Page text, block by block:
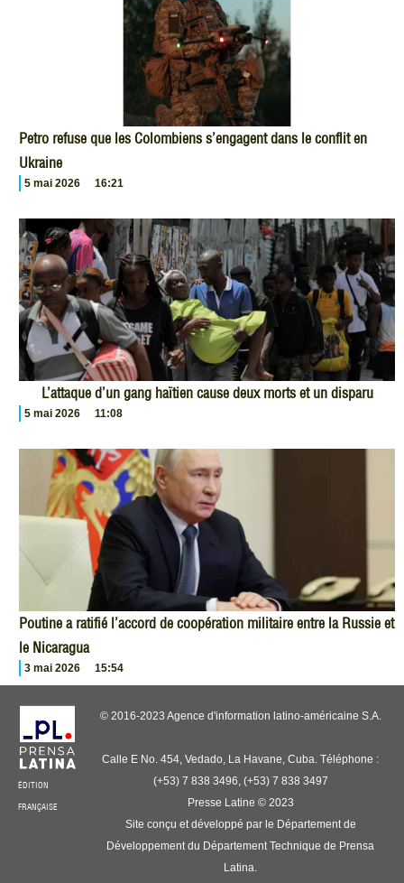
Petro refuse que les Colombiens s’engagent dans le conflit en
Ukraine
5 mai 2026 16:21
L’attaque d’un gang haïtien cause deux morts et un disparu
5 mai 2026 11:08
Poutine a ratifié l’accord de coopération militaire entre la Russie et
le Nicaragua
3 mai 2026 15:54
ÉDITION
FRANÇAISE
© 2016-2023 Agence d'information latino-américaine S.A.
Calle E No. 454, Vedado, La Havane, Cuba. Téléphone :
(+53) 7 838 3496, (+53) 7 838 3497
Presse Latine © 2023
Site conçu et développé par le Département de
Développement du Département Technique de Prensa
Latina.